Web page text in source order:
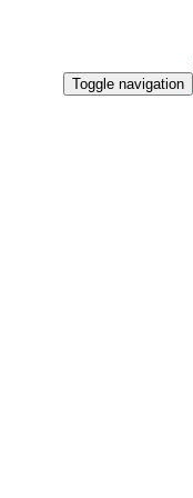
Toggle navigation